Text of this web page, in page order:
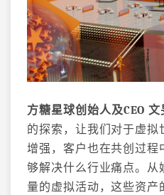
方糖星球创始人及CEO
的探索，让我们对于虚
增强，客户也在共创过程
够解决什么行业痛点。从
量的虚拟活动，这些资产